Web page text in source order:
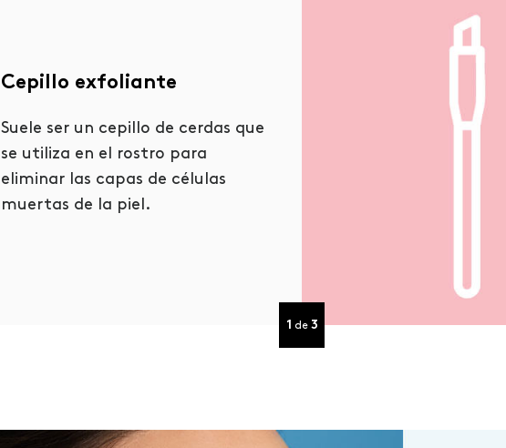
Cepillo exfoliante
Suele ser un cepillo de cerdas que
se utiliza en el rostro para
eliminar las capas de células
muertas de la piel.
Es una forma suave
1 de 3